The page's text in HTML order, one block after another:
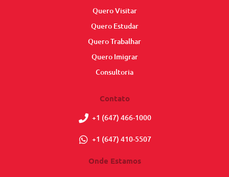
Quero Visitar
Quero Estudar
Quero Trabalhar
Quero Imigrar
Consultoria
Contato
+1 (647) 466-1000
+1 (647) 410-5507
Onde Estamos